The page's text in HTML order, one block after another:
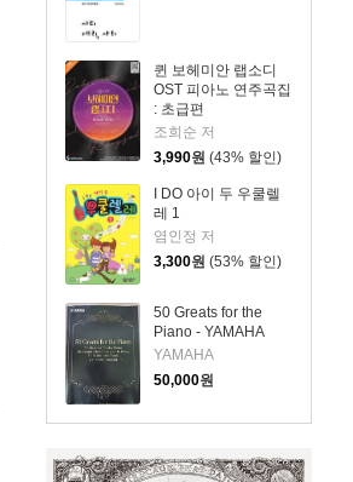
퀸 보헤미안 랩소디
OST 피아노 연주곡집
: 초급편
조희순 저
3,990원 (43% 할인)
I DO 아이 두 우쿨렐
레 1
염인정 저
3,300원 (53% 할인)
50 Greats for the
Piano - YAMAHA
YAMAHA
50,000원